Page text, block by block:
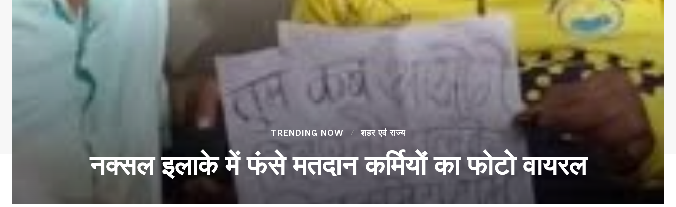
TRENDING NOW शहर एवं राज्य
नक्सल इलाके में फंसे मतदान कर्मियों का फोटो वायरल